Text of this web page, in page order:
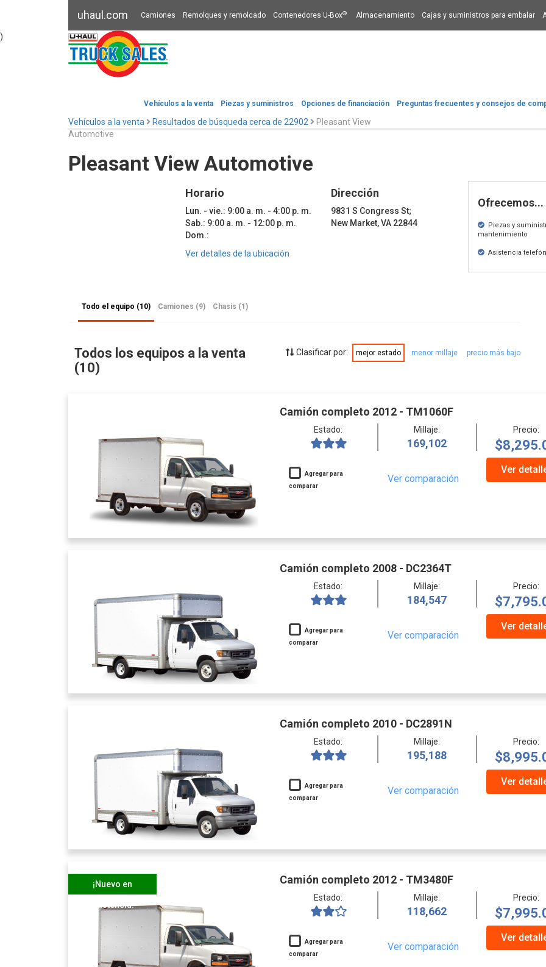
uhaul.com Camiones Remolques y remolcado Contenedores U-Box® Almacenamiento Cajas y suministros para embalar
Vehículos a la venta Piezas y suministros Opciones de financiación​​​​​​​ Preguntas frecuentes y consejos de
)
Vehículos a la venta Resultados de búsqueda cerca de 22902
Pleasant View
Automotive
Pleasant View Automotive
Horario
Lun. - vie.: 9:00 a. m. - 4:00 p. m.
Sab.: 9:00 a. m. - 12:00 p. m.
Dom.:
Dirección
9831 S Congress St;
New Market, VA 22844
Ver detalles de la ubicación
Ofrecemos...
Piezas y
mantenimiento
Asistencia
Todo el equipo (10) Camiones (9) Chasis (1)
Todos los equipos a la venta
(10)
Clasificar por: mejor estado menor millaje precio más bajo
Camión completo 2012 - TM1060F
Estado: Millaje:
169,102
Precio:
Agregar para
comparar
Ver comparación
Ver
Camión completo 2008 - DC2364T
Estado: Millaje:
184,547
Precio:
Agregar para
comparar
Ver comparación
Ver
Camión completo 2010 - DC2891N
Estado: Millaje:
195,188
Precio:
Agregar para
comparar
Ver comparación
Ver
¡Nuevo en
existencia!
Camión completo 2012 - TM3480F
Estado: Millaje:
118,662
Precio:
Agregar para
comparar
Ver comparación
Ver